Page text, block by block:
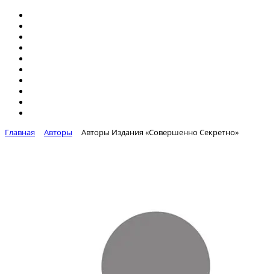
Главная Авторы Авторы Издания «Совершенно Секретно»